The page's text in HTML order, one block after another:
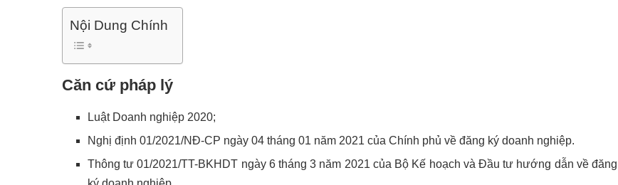
Nội Dung Chính
Căn cứ pháp lý
Luật Doanh nghiệp 2020;
Nghị định 01/2021/NĐ-CP ngày 04 tháng 01 năm 2021 của Chính phủ về đăng ký doanh nghiệp.
Thông tư 01/2021/TT-BKHDT ngày 6 tháng 3 năm 2021 của Bộ Kế hoạch và Đầu tư hướng dẫn về đăng